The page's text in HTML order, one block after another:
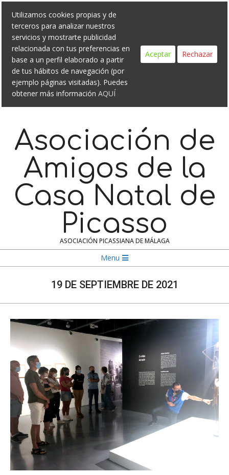
Skip
content
Search
Asociación de
Amigos de la
Casa Natal de
Picasso
ASOCIACIÓN PICASSIANA DE MÁLAGA
Menu
Menu
19 DE SEPTIEMBRE DE 2021
Utilizamos cookies propias y de
terceros para analizar nuestros
servicios y mostrarte publicidad
relacionada con tus preferencias en
base a un perfil elaborado a partir
de tus hábitos de navegación (por
ejemplo páginas visitadas). Puedes
obtener más información AQUÍ
Aceptar Rechazar